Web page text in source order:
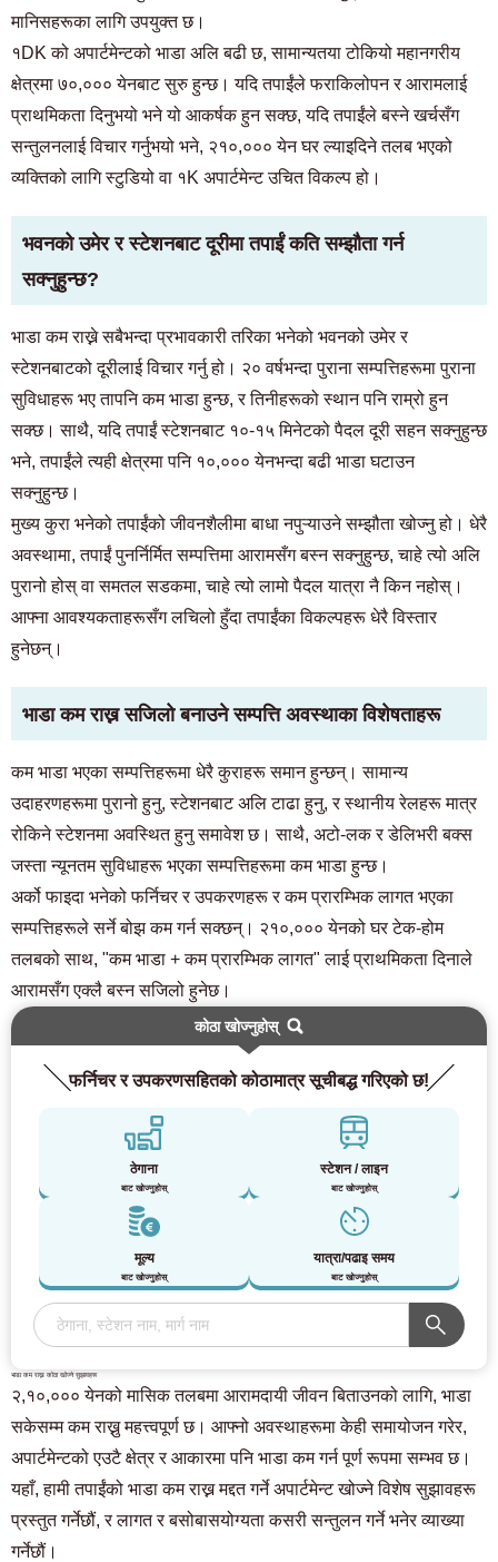
मानिसहरूका लागि उपयुक्त छ।
१DK को अपार्टमेन्टको भाडा अलि बढी छ, सामान्यतया टोकियो महानगरीय
क्षेत्रमा ७०,००० येनबाट सुरु हुन्छ। यदि तपाईंले फराकिलोपन र आरामलाई
प्राथमिकता दिनुभयो भने यो आकर्षक हुन सक्छ, यदि तपाईंले बस्ने खर्चसँग
सन्तुलनलाई विचार गर्नुभयो भने, २१०,००० येन घर ल्याइदिने तलब भएको
व्यक्तिको लागि स्टुडियो वा १K अपार्टमेन्ट उचित विकल्प हो।
भवनको उमेर र स्टेशनबाट दूरीमा तपाईं कति सम्झौता गर्न
सक्नुहुन्छ?
भाडा कम राख्ने सबैभन्दा प्रभावकारी तरिका भनेको भवनको उमेर र
स्टेशनबाटको दूरीलाई विचार गर्नु हो। २० वर्षभन्दा पुराना सम्पत्तिहरूमा पुराना
सुविधाहरू भए तापनि कम भाडा हुन्छ, र तिनीहरूको स्थान पनि राम्रो हुन
सक्छ। साथै, यदि तपाईं स्टेशनबाट १०-१५ मिनेटको पैदल दूरी सहन सक्नुहुन्छ
भने, तपाईंले त्यही क्षेत्रमा पनि १०,००० येनभन्दा बढी भाडा घटाउन
सक्नुहुन्छ।
मुख्य कुरा भनेको तपाईंको जीवनशैलीमा बाधा नपुऱ्याउने सम्झौता खोज्नु हो। धेरै
अवस्थामा, तपाईं पुनर्निर्मित सम्पत्तिमा आरामसँग बस्न सक्नुहुन्छ, चाहे त्यो अलि
पुरानो होस् वा समतल सडकमा, चाहे त्यो लामो पैदल यात्रा नै किन नहोस्।
आफ्ना आवश्यकताहरूसँग लचिलो हुँदा तपाईंका विकल्पहरू धेरै विस्तार
हुनेछन्।
भाडा कम राख्न सजिलो बनाउने सम्पत्ति अवस्थाका विशेषताहरू
कम भाडा भएका सम्पत्तिहरूमा धेरै कुराहरू समान हुन्छन्। सामान्य
उदाहरणहरूमा पुरानो हुनु, स्टेशनबाट अलि टाढा हुनु, र स्थानीय रेलहरू मात्र
रोकिने स्टेशनमा अवस्थित हुनु समावेश छ। साथै, अटो-लक र डेलिभरी बक्स
जस्ता न्यूनतम सुविधाहरू भएका सम्पत्तिहरूमा कम भाडा हुन्छ।
अर्को फाइदा भनेको फर्निचर र उपकरणहरू र कम प्रारम्भिक लागत भएका
सम्पत्तिहरूले सर्ने बोझ कम गर्न सक्छन्। २१०,००० येनको घर टेक-होम
तलबको साथ, "कम भाडा + कम प्रारम्भिक लागत" लाई प्राथमिकता दिनाले
आरामसँग एक्लै बस्न सजिलो हुनेछ।
कोठा खोज्नुहोस्
फर्निचर र उपकरणसहितको कोठामात्र सूचीबद्ध गरिएको छ!
ठेगाना
बाट खोज्नुहोस्
स्टेशन / लाइन
बाट खोज्नुहोस्
मूल्य
बाट खोज्नुहोस्
यात्रा/पढाइ समय
बाट खोज्नुहोस्
भाडा कम राख्न कोठा खोज्ने सुझावहरू
२,१०,००० येनको मासिक तलबमा आरामदायी जीवन बिताउनको लागि, भाडा
सकेसम्म कम राख्नु महत्त्वपूर्ण छ। आफ्नो अवस्थाहरूमा केही समायोजन गरेर,
अपार्टमेन्टको एउटै क्षेत्र र आकारमा पनि भाडा कम गर्न पूर्ण रूपमा सम्भव छ।
यहाँ, हामी तपाईंको भाडा कम राख्न मद्दत गर्ने अपार्टमेन्ट खोज्ने विशेष सुझावहरू
प्रस्तुत गर्नेछौं, र लागत र बसोबासयोग्यता कसरी सन्तुलन गर्ने भनेर व्याख्या
गर्नेछौं।